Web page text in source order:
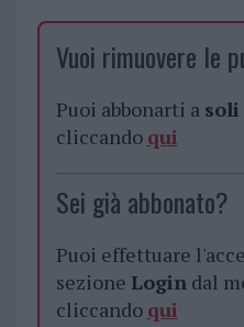
Vuoi rimuovere le
Puoi abbonarti a soli
cliccando qui
Sei già abbonato?
Puoi effettuare
sezione Logindal
cliccando qui